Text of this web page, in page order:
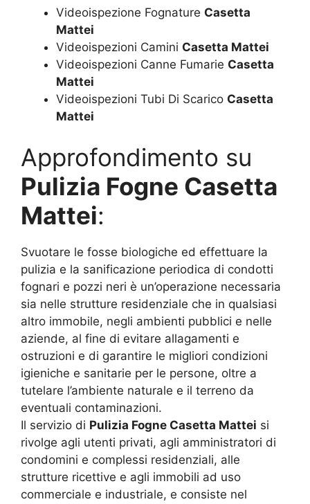
Videoispezione Fognature Casetta
Mattei
Videoispezioni Camini Casetta Mattei
Videoispezioni Canne Fumarie Casetta
Mattei
Videoispezioni Tubi Di Scarico Casetta
Mattei
Approfondimento su
Pulizia Fogne Casetta
Mattei:
Svuotare le fosse biologiche ed effettuare la
pulizia e la sanificazione periodica di condotti
fognari e pozzi neri è un’operazione necessaria
sia nelle strutture residenziale che in qualsiasi
altro immobile, negli ambienti pubblici e nelle
aziende, al fine di evitare allagamenti e
ostruzioni e di garantire le migliori condizioni
igieniche e sanitarie per le persone, oltre a
tutelare l’ambiente naturale e il terreno da
eventuali contaminazioni.
Il servizio di Pulizia Fogne Casetta Mattei si
rivolge agli utenti privati, agli amministratori di
condomini e complessi residenziali, alle
strutture ricettive e agli immobili ad uso
commerciale e industriale, e consiste nel